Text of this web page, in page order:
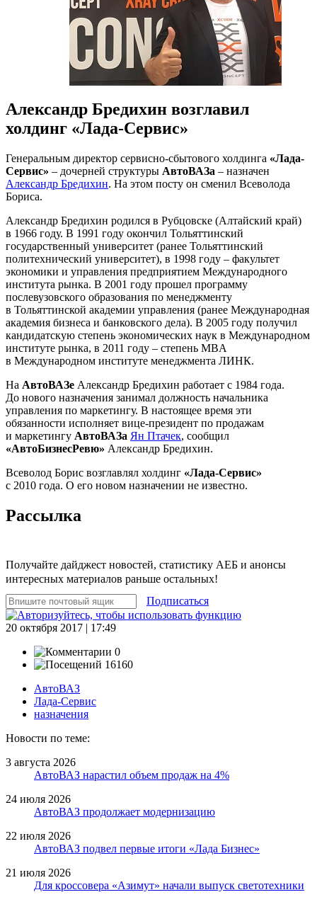
Александр Бредихин возглавил
холдинг «Лада-Сервис»
Генеральным директор сервисно-сбытового холдинга «Лада-
Сервис» – дочерней структуры АвтоВАЗа – назначен
Александр Бредихин. На этом посту он сменил Всеволода
Бориса.
Александр Бредихин родился в Рубцовске (Алтайский край)
в 1966 году. В 1991 году окончил Тольяттинский
государственный университет (ранее Тольяттинский
политехнический университет), в 1998 году – факультет
экономики и управления предприятием Международного
института рынка. В 2001 году прошел программу
послевузовского образования по менеджменту
в Тольяттинской академии управления (ранее Международная
академия бизнеса и банковского дела). В 2005 году получил
кандидатскую степень экономических наук в Международном
институте рынка, в 2011 году – степень MBA
в Международном институте менеджмента ЛИНК.
На АвтоВАЗе Александр Бредихин работает с 1984 года.
До нового назначения занимал должность начальника
управления по маркетингу. В настоящее время эти
обязанности исполняет вице-президент по продажам
и маркетингу АвтоВАЗа Ян Птачек, сообщил
«АвтоБизнесРевю» Александр Бредихин.
Всеволод Борис возглавлял холдинг «Лада-Сервис»
с 2010 года. О его новом назначении не известно.
Рассылка
Получайте дайджест новостей, статистику АЕБ и анонсы
интересных материалов раньше остальных!
Подписаться
20 октября 2017 | 17:49
0
16160
АвтоВАЗ
Лада-Сервис
назначения
Новости по теме:
3 августа 2026
АвтоВАЗ нарастил объем продаж на 4%
24 июля 2026
АвтоВАЗ продолжает модернизацию
22 июля 2026
АвтоВАЗ подвел первые итоги «Лада Бизнес»
21 июля 2026
Для кроссовера «Азимут» начали выпуск светотехники